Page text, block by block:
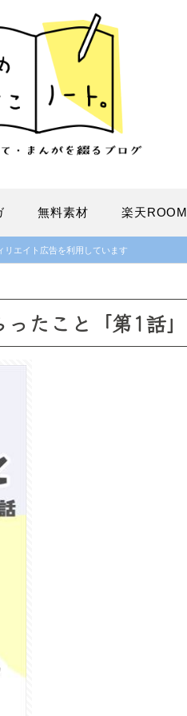
無料素材 楽天ROOM
リエイト広告を利用しています
たこと「第1話」